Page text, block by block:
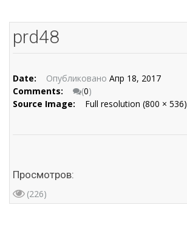
prd48
Date: Опубликовано Апр 18, 2017
Comments:
(0)
Source Image:
Full resolution (800 × 536)
Просмотров:
(226)